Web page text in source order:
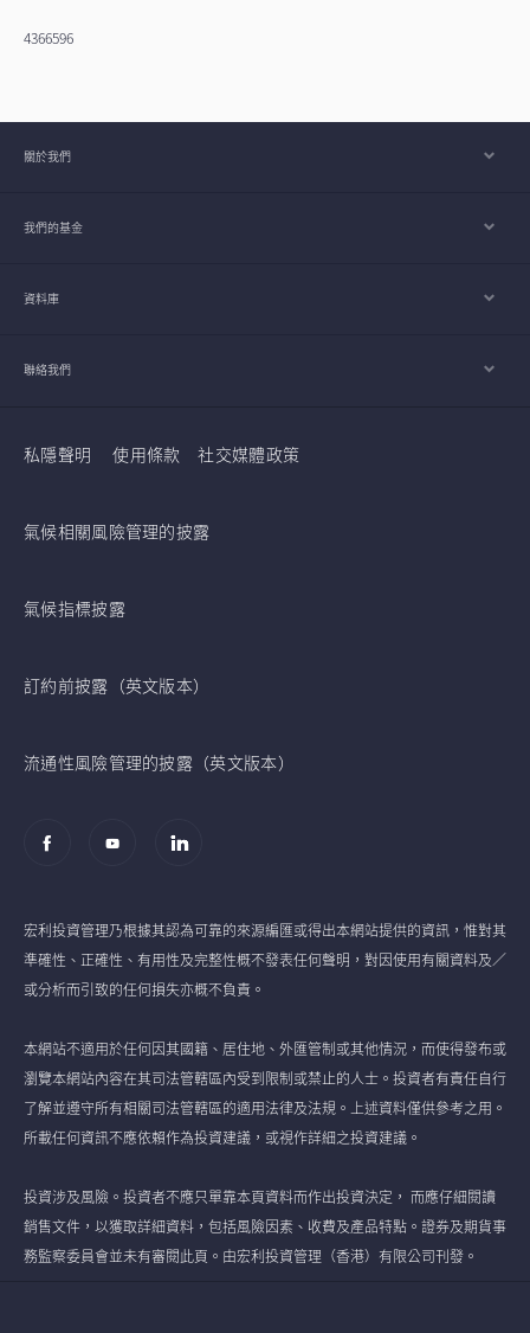
4366596
關於我們
我們的基金
資料庫
聯絡我們
私隱聲明 使用條款 社交媒體政策
氣候相關風險管理的披露
氣候指標披露
訂約前披露（英文版本）
流通性風險管理的披露（英文版本）
宏利投資管理乃根據其認為可靠的來源編匯或得出本網站提供的資訊，惟對其
準確性、正確性、有用性及完整性概不發表任何聲明，對因使用有關資料及／
或分析而引致的任何損失亦概不負責。
本網站不適用於任何因其國籍、居住地、外匯管制或其他情況，而使得發布或
瀏覽本網站內容在其司法管轄區內受到限制或禁止的人士。投資者有責任自行
了解並遵守所有相關司法管轄區的適用法律及法規。上述資料僅供參考之用。
所載任何資訊不應依賴作為投資建議，或視作詳細之投資建議。
投資涉及風險。投資者不應只單靠本頁資料而作出投資決定， 而應仔細閱讀
銷售文件，以獲取詳細資料，包括風險因素、收費及產品特點。證券及期貨事
務監察委員會並未有審閱此頁。由宏利投資管理（香港）有限公司刊發。